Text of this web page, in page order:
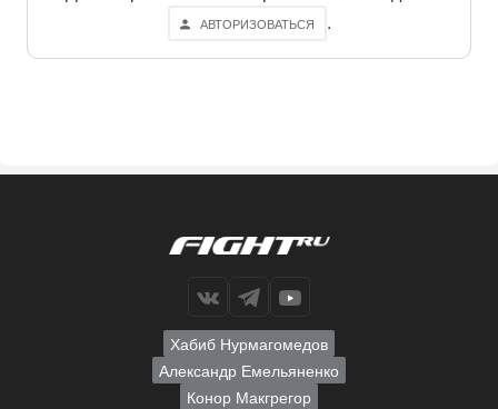
АВТОРИЗОВАТЬСЯ .
Хабиб Нурмагомедов
Александр Емельяненко
Конор Макгрегор